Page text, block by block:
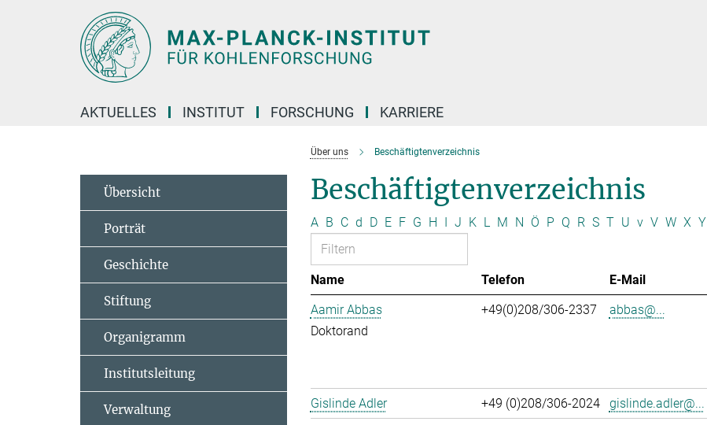
AKTUELLES INSTITUT FORSCHUNG KARRIERE
Über uns Beschäftigtenverzeichnis
Beschäftigtenverzeichnis
A B C d D E F G H I J K L M N Ö P Q R S T U v V W X Y
Name Telefon E-Mail
Aamir Abbas
Doktorand
+49(0)208/306-2337 abbas@...
Gislinde Adler
+49 (0)208/306-2024 gislinde.adler@...
Übersicht
Porträt
Geschichte
Stiftung
Organigramm
Institutsleitung
Verwaltung